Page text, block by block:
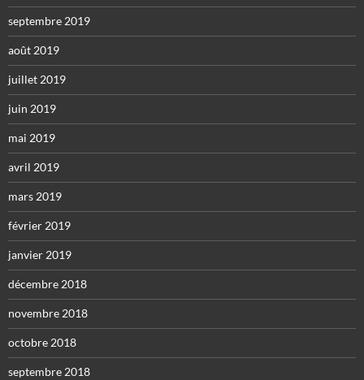
septembre 2019
août 2019
juillet 2019
juin 2019
mai 2019
avril 2019
mars 2019
février 2019
janvier 2019
décembre 2018
novembre 2018
octobre 2018
septembre 2018